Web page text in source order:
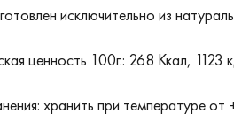
исключительно из
ценность 100г.: 268 Ккал, 1123
хранить при температуре